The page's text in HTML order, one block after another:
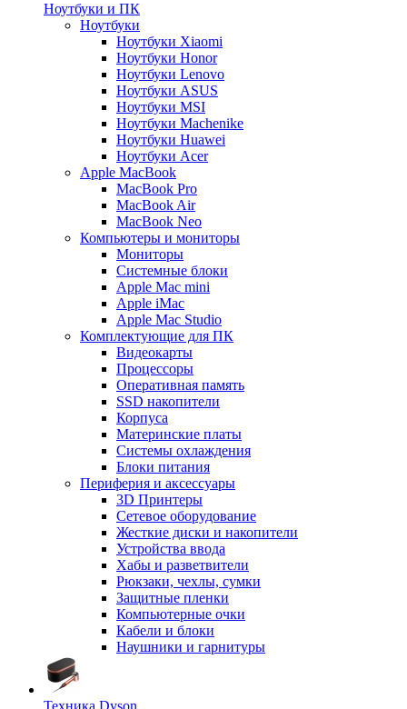
Ноутбуки и ПК
Ноутбуки
Ноутбуки Xiaomi
Ноутбуки Honor
Ноутбуки Lenovo
Ноутбуки ASUS
Ноутбуки MSI
Ноутбуки Machenike
Ноутбуки Huawei
Ноутбуки Acer
Apple MacBook
MacBook Pro
MacBook Air
MacBook Neo
Компьютеры и мониторы
Мониторы
Системные блоки
Apple Mac mini
Apple iMac
Apple Mac Studio
Комплектующие для ПК
Видеокарты
Процессоры
Оперативная память
SSD накопители
Корпуса
Материнские платы
Системы охлаждения
Блоки питания
Периферия и аксессуары
3D Принтеры
Сетевое оборудование
Жесткие диски и накопители
Устройства ввода
Хабы и разветвители
Рюкзаки, чехлы, сумки
Защитные пленки
Компьютерные очки
Кабели и блоки
Наушники и гарнитуры
Техника Dyson